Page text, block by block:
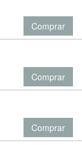
Comprar
Comprar
Comprar